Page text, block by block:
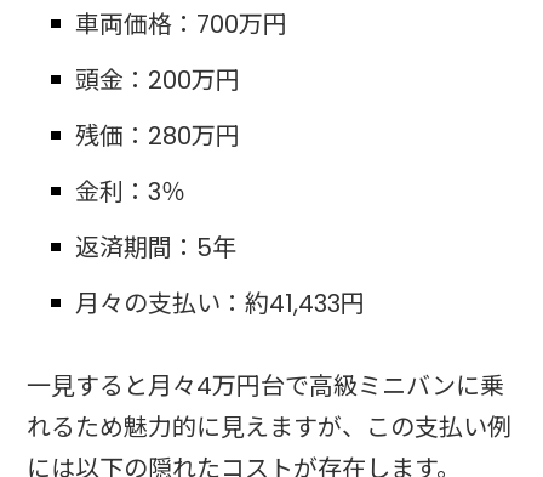
車両価格：700万円
頭金：200万円
残価：280万円
金利：3％
返済期間：5年
月々の支払い：約41,433円
一見すると月々4万円台で高級ミニバンに乗
れるため魅力的に見えますが、この支払い例
には以下の隠れたコストが存在します。